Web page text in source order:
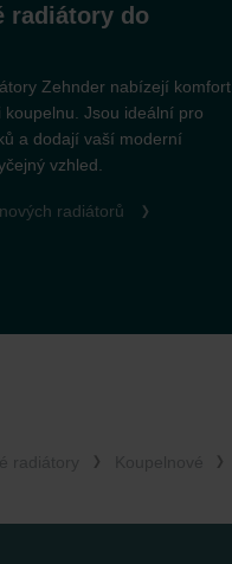
radiátory do
Zehnder nabízejí komfort
koupelnu. Jsou ideální pro
a dodají vaší moderní
vzhled.
radiátorů